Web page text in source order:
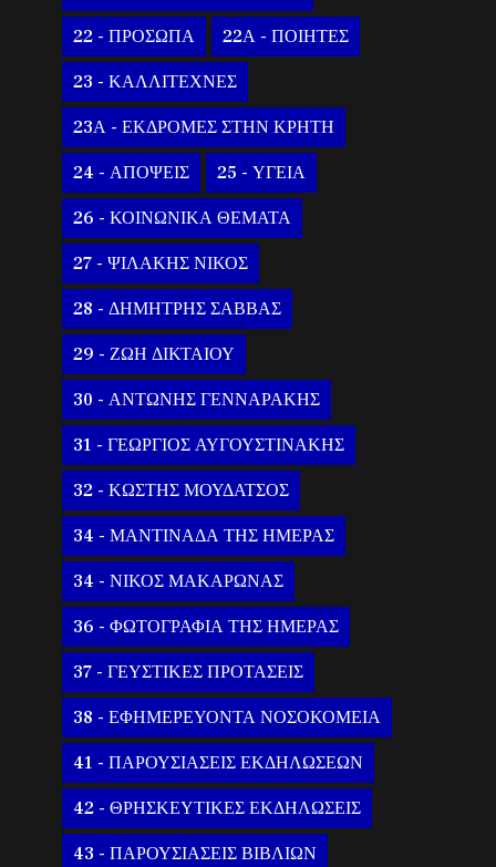
22 - ΠΡΟΣΩΠΑ 22Α - ΠΟΙΗΤΕΣ
23 - ΚΑΛΛΙΤΕΧΝΕΣ
23Α - ΕΚΔΡΟΜΕΣ ΣΤΗΝ ΚΡΗΤΗ
24 - ΑΠΟΨΕΙΣ 25 - ΥΓΕΙΑ
26 - ΚΟΙΝΩΝΙΚΑ ΘΕΜΑΤΑ
27 - ΨΙΛΑΚΗΣ ΝΙΚΟΣ
28 - ΔΗΜΗΤΡΗΣ ΣΑΒΒΑΣ
29 - ΖΩΗ ΔΙΚΤΑΙΟΥ
30 - ΑΝΤΩΝΗΣ ΓΕΝΝΑΡΑΚΗΣ
31 - ΓΕΩΡΓΙΟΣ ΑΥΓΟΥΣΤΙΝΑΚΗΣ
32 - ΚΩΣΤΗΣ ΜΟΥΔΑΤΣΟΣ
34 - ΜΑΝΤΙΝΑΔΑ ΤΗΣ ΗΜΕΡΑΣ
34 - ΝΙΚΟΣ ΜΑΚΑΡΩΝΑΣ
36 - ΦΩΤΟΓΡΑΦΙΑ ΤΗΣ ΗΜΕΡΑΣ
37 - ΓΕΥΣΤΙΚΕΣ ΠΡΟΤΑΣΕΙΣ
38 - ΕΦΗΜΕΡΕΥΟΝΤΑ ΝΟΣΟΚΟΜΕΙΑ
41 - ΠΑΡΟΥΣΙΑΣΕΙΣ ΕΚΔΗΛΩΣΕΩΝ
42 - ΘΡΗΣΚΕΥΤΙΚΕΣ ΕΚΔΗΛΩΣΕΙΣ
43 - ΠΑΡΟΥΣΙΑΣΕΙΣ ΒΙΒΛΙΩΝ